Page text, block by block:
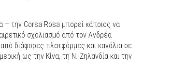
την Corsa Rosa μπορεί κάποιος να
σχολιασμό από τον Ανδρέα
διάφορες πλατφόρμες και κανάλια σε
ως την Κίνα, τη Ν. Ζηλανδία και την